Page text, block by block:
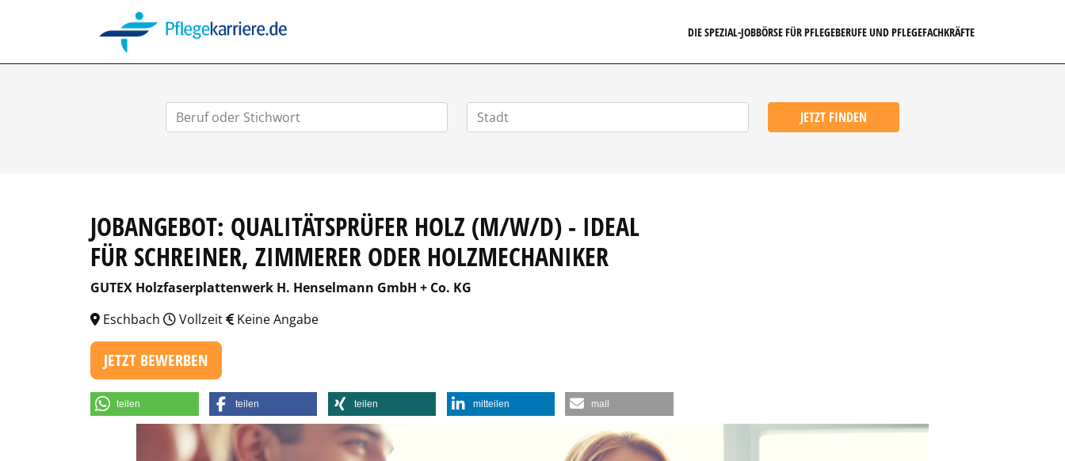
DIE SPEZIAL-JOBBÖRSE FÜR PFLEGEBERUFE UND PFLEGEFACHKRÄFTE
JETZT FINDEN
JOBANGEBOT: QUALITÄTSPRÜFER HOLZ (M/W/D) - IDEAL
FÜR SCHREINER, ZIMMERER ODER HOLZMECHANIKER
GUTEX Holzfaserplattenwerk H. Henselmann GmbH + Co. KG
Eschbach
Vollzeit Keine Angabe
JETZT BEWERBEN
teilen teilen teilen mitteilen mail